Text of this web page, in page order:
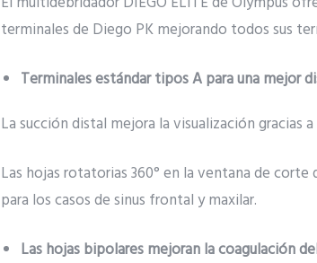
terminales de Diego PK mejorando todos sus
Terminales estándar tipos A para una mejor
La succión distal mejora la visualización gracias
Las hojas rotatorias 360° en la ventana de
para los casos de sinus frontal y maxilar.
Las hojas bipolares mejoran la coagulación